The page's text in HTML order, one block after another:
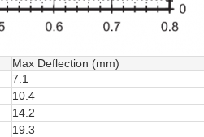
Max Deflection (mm)
7.1
10.4
14.2
19.3